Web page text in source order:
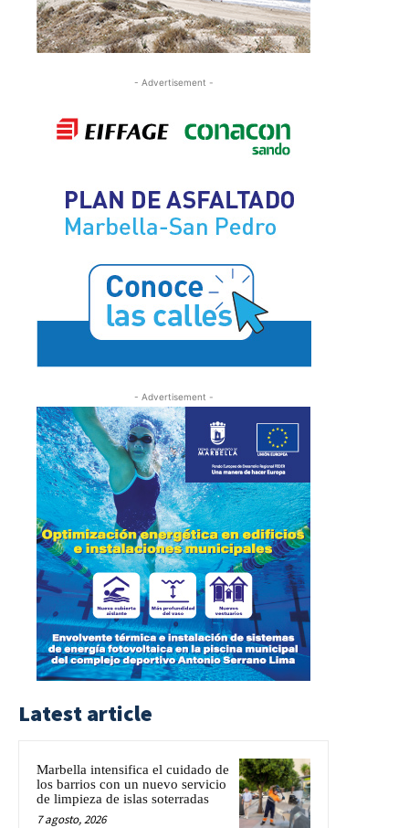
- Advertisement -
- Advertisement -
Latest article
Marbella intensifica el cuidado de
los barrios con un nuevo servicio
de limpieza de islas soterradas
7 agosto, 2026